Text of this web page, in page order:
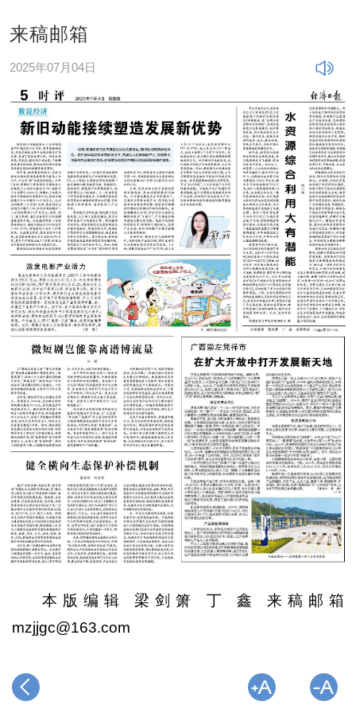
来稿邮箱
2025年07月04日
本版编辑 梁剑箫 丁 鑫 来稿邮箱
mzjjgc@163.com